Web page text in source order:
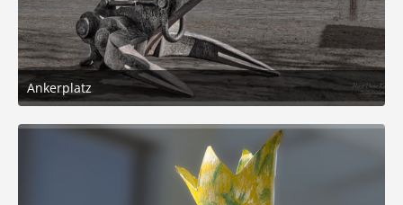
Ankerplatz
21. März 2025 um 16:32
7